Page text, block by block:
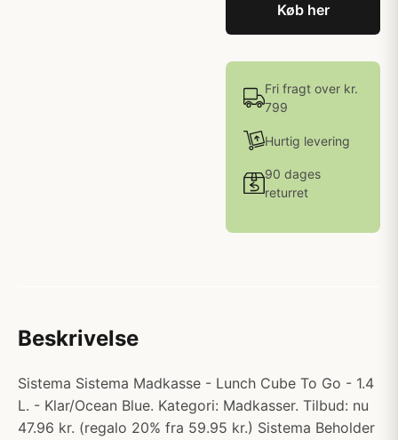
Køb her
Fri fragt over kr.
799
Hurtig levering
90 dages
returret
Beskrivelse
Sistema Sistema Madkasse - Lunch Cube To Go - 1.4
L. - Klar/Ocean Blue. Kategori: Madkasser. Tilbud: nu
47.96 kr. (regalo 20% fra 59.95 kr.) Sistema Beholder